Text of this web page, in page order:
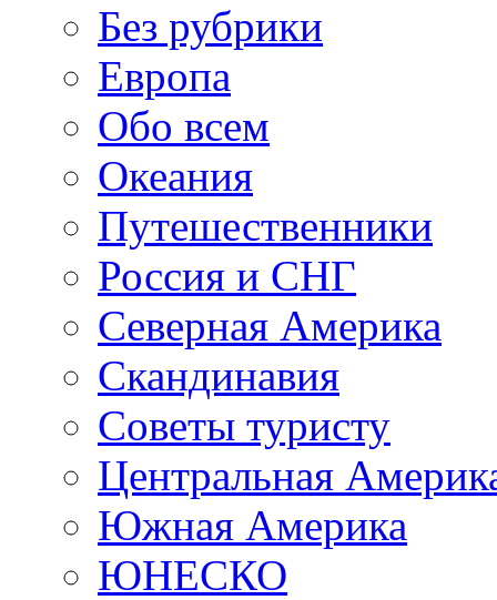
Без рубрики
Европа
Обо всем
Океания
Путешественники
Россия и СНГ
Северная Америка
Скандинавия
Советы туристу
Центральная
Южная Америка
ЮНЕСКО